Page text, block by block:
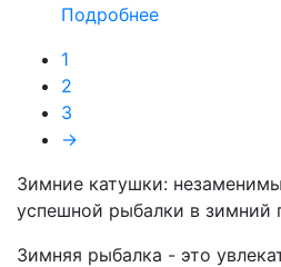
Подробнее
1
2
3
→
Зимние катушки:
успешной рыбалки в зимний
Зимняя рыбалка - это